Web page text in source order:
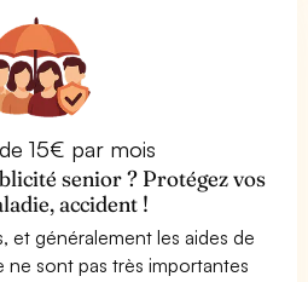
15€ par mois
senior ? Protégez vos
accident !
et généralement les aides de
ne sont pas très importantes